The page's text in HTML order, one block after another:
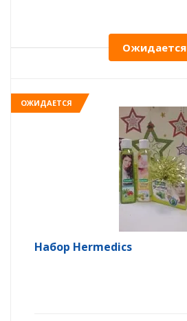
Ожидается
ОЖИДАЕТСЯ
Набор Hermedics